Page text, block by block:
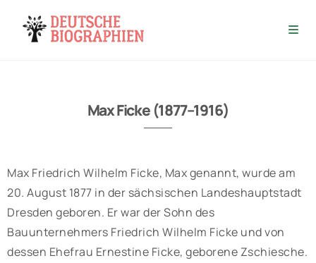
Max Ficke (1877–1916)
Max Friedrich Wilhelm Ficke, Max genannt, wurde am
20. August 1877 in der sächsischen Landeshauptstadt
Dresden geboren. Er war der Sohn des
Bauunternehmers Friedrich Wilhelm Ficke und von
dessen Ehefrau Ernestine Ficke, geborene Zschiesche.